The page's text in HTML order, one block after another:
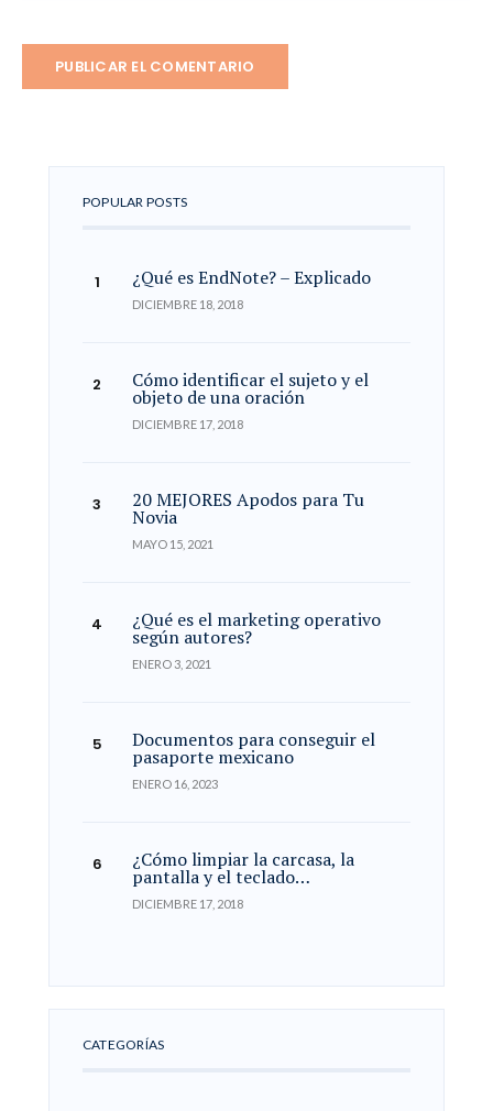
POPULAR POSTS
¿Qué es EndNote? – Explicado
DICIEMBRE 18, 2018
Cómo identificar el sujeto y el
objeto de una oración
DICIEMBRE 17, 2018
20 MEJORES Apodos para Tu
Novia
MAYO 15, 2021
¿Qué es el marketing operativo
según autores?
ENERO 3, 2021
Documentos para conseguir el
pasaporte mexicano
ENERO 16, 2023
¿Cómo limpiar la carcasa, la
pantalla y el teclado…
DICIEMBRE 17, 2018
CATEGORÍAS